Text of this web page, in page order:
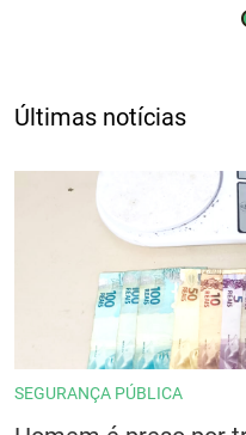
Últimas notícias
SEGURANÇA PÚBLICA